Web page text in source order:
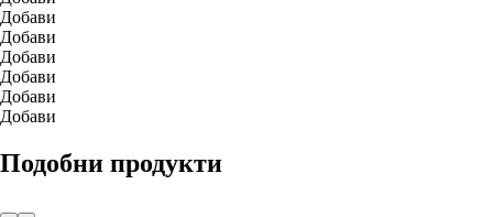
Добави
Добави
Добави
Добави
Добави
Добави
Подобни продукти